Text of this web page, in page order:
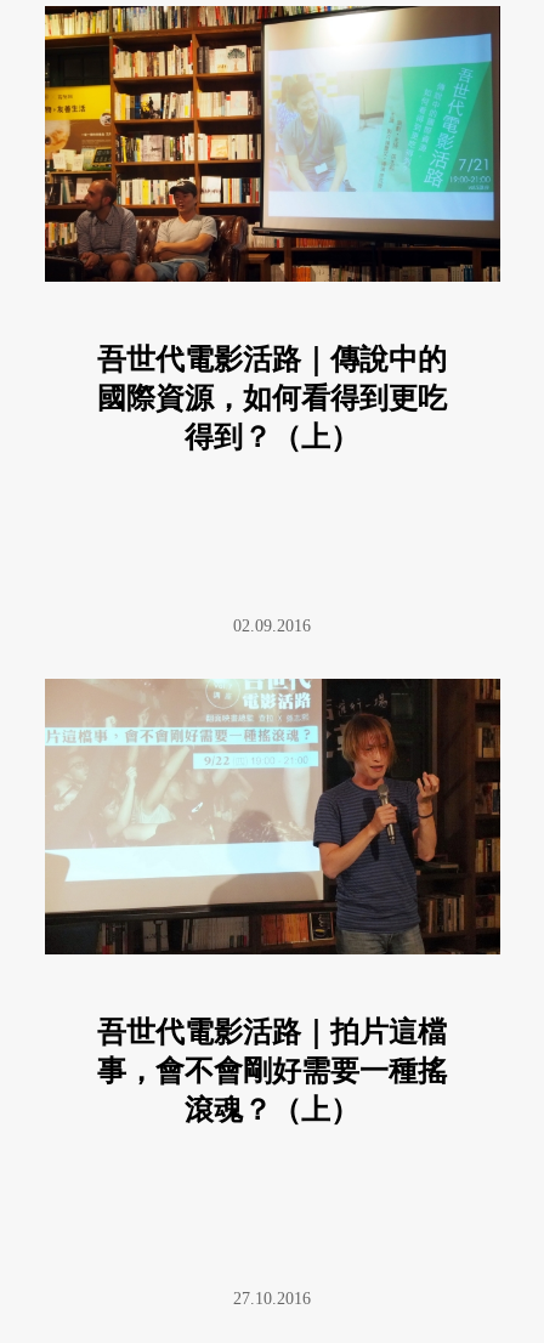
吾世代電影活路｜傳說中的
國際資源，如何看得到更吃
得到？（上）
02.09.2016
吾世代電影活路｜拍片這檔
事，會不會剛好需要一種搖
滾魂？（上）
27.10.2016